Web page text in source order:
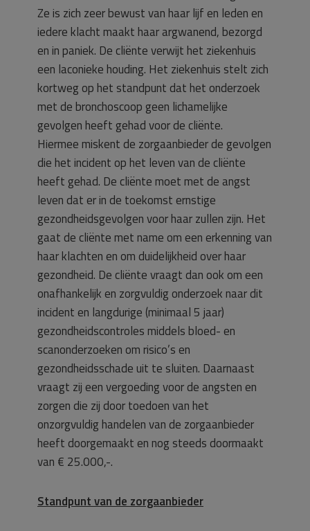
Ze is zich zeer bewust van haar lijf en leden en
iedere klacht maakt haar argwanend, bezorgd
en in paniek. De cliënte verwijt het ziekenhuis
een laconieke houding. Het ziekenhuis stelt zich
kortweg op het standpunt dat het onderzoek
met de bronchoscoop geen lichamelijke
gevolgen heeft gehad voor de cliënte.
Hiermee miskent de zorgaanbieder de gevolgen
die het incident op het leven van de cliënte
heeft gehad. De cliënte moet met de angst
leven dat er in de toekomst ernstige
gezondheidsgevolgen voor haar zullen zijn. Het
gaat de cliënte met name om een erkenning van
haar klachten en om duidelijkheid over haar
gezondheid. De cliënte vraagt dan ook om een
onafhankelijk en zorgvuldig onderzoek naar dit
incident en langdurige (minimaal 5 jaar)
gezondheidscontroles middels bloed- en
scanonderzoeken om risico’s en
gezondheidsschade uit te sluiten. Daarnaast
vraagt zij een vergoeding voor de angsten en
zorgen die zij door toedoen van het
onzorgvuldig handelen van de zorgaanbieder
heeft doorgemaakt en nog steeds doormaakt
van € 25.000,-.
Standpunt van de zorgaanbieder